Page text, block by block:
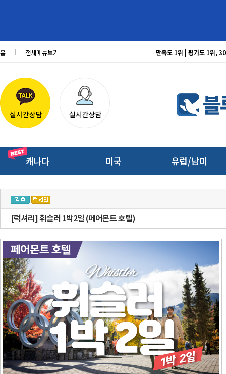
홈 전체메뉴보기 만족도 1위 | 평가도 1위,
캐나다 미국 유럽/남미
[럭셔리] 휘슬러 1박2일 (페어몬트 호텔)